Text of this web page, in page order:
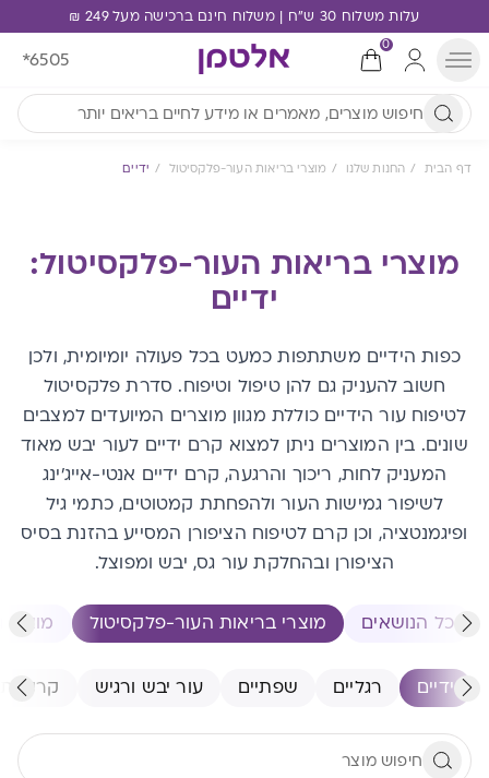
עלות משלוח 30 ש"ח | משלוח חינם ברכישה מעל 249 ₪
0
*6505
דף הבית החנות שלנו מוצרי בריאות העור-פלקסיטול ידיים
מוצרי בריאות העור-פלקסיטול:
ידיים
כפות הידיים משתתפות כמעט בכל פעולה יומיומית, ולכן
חשוב להעניק גם להן טיפול וטיפוח. סדרת פלקסיטול
לטיפוח עור הידיים כוללת מגוון מוצרים המיועדים למצבים
שונים. בין המוצרים ניתן למצוא קרם ידיים לעור יבש מאוד
המעניק לחות, ריכוך והרגעה, קרם ידיים אנטי-אייג'ינג
לשיפור גמישות העור ולהפחתת קמטוטים, כתמי גיל
ופיגמנטציה, וכן קרם לטיפוח הציפורן המסייע בהזנת בסיס
הציפורן ובהחלקת עור גס, יבש ומפוצל.
כל הנושאים מוצרי בריאות העור-פלקסיטול מוצרי
ידיים רגליים שפתיים עור יבש ורגיש